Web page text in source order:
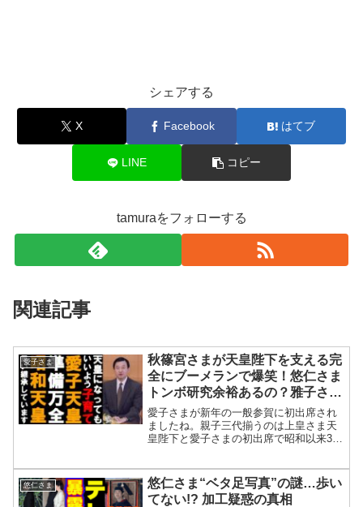
シェアする
X Facebook はてブ
LINE コピー
tamuraをフォローする
関連記事
愛子さま
秋篠宮さまが天皇陛下を支える完
全にブーメランで爆笑！悠仁さま
トンボ研究余裕あるの？雅子さま
完全復活で愛子さまも！カルト安
倍晋三と昭和天皇
愛子さまが新年の一般参賀に初出席され
ましたね。親子三代揃うのは上皇さま天
皇陛下と愛子さまの初出席で昭和以来35
ま目線で言うと秋篠宮家も含めると親子
三代並ぶことがありまし...
悠仁さま
悠仁さま“ベタ足写真”の謎…歩い
てない!? 加工疑惑の真相